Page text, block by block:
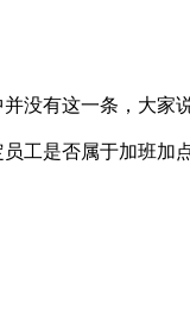
没有这一条，大家
工是否属于加班加